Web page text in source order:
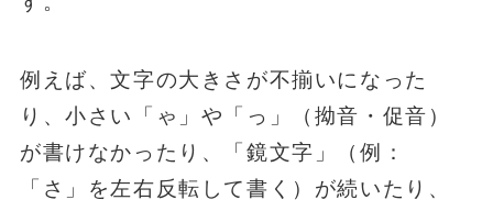
例えば、文字の大きさが不揃いになった
り、小さい「ゃ」や「っ」（拗音・促音）
が書けなかったり、「鏡文字」（例：
「さ」を左右反転して書く）が続いたり、